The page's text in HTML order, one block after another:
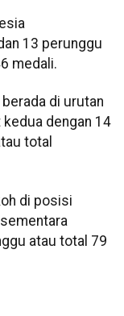
13 perunggu
medali.
di urutan
dengan 14
total
di posisi
atau total 79